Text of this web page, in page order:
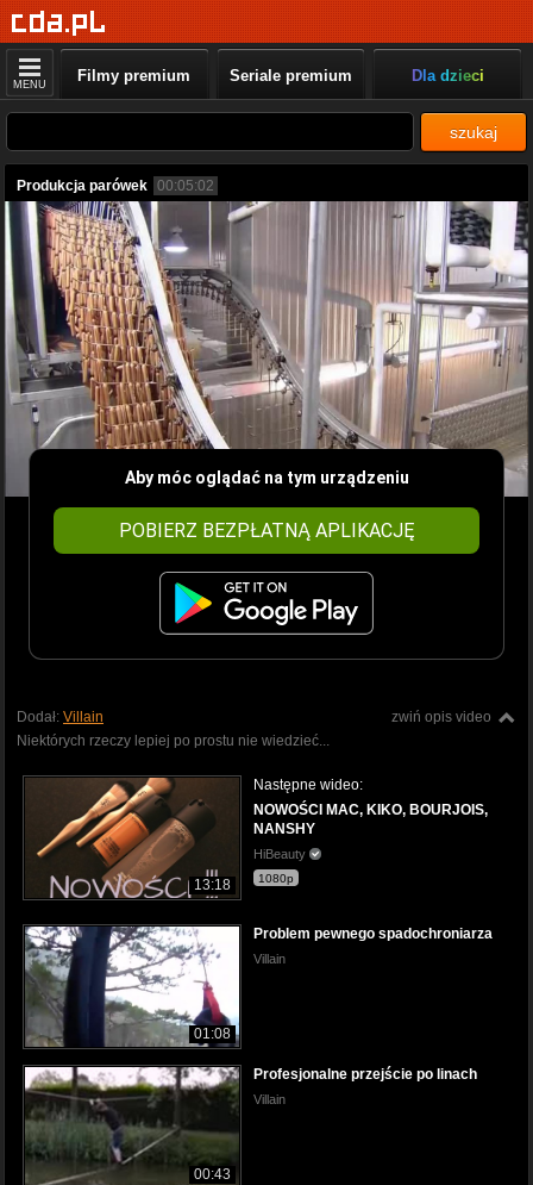
MENU Filmy premium Seriale premium Dla dzieci
szukaj
Produkcja parówek 00:05:02
Aby móc oglądać na tym urządzeniu
POBIERZ BEZPŁATNĄ APLIKACJĘ
zwiń opis video
Dodał: Villain
Niektórych rzeczy lepiej po prostu nie wiedzieć...
13:18
Następne wideo:
NOWOŚCI MAC, KIKO, BOURJOIS,
NANSHY
HiBeauty
1080p
01:08
Problem pewnego spadochroniarza
Villain
00:43
Profesjonalne przejście po linach
Villain